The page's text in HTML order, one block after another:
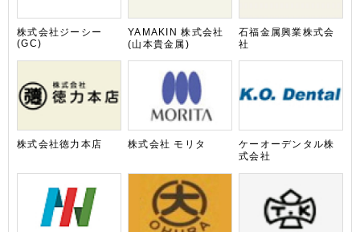
株式会社ジーシー
(GC)
YAMAKIN 株式会社
(山本貴金属)
石福金属興業株式会
社
株式会社徳力本店 株式会社 モリタ
ケーオーデンタル株
式会社